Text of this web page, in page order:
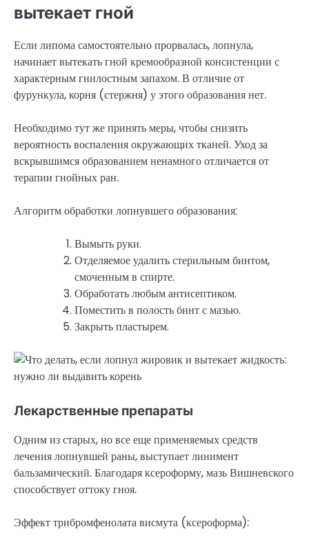
вытекает гной
Если липома самостоятельно прорвалась, лопнула,
начинает вытекать гной кремообразной консистенции с
характерным гнилостным запахом. В отличие от
фурункула, корня (стержня) у этого образования нет.
Необходимо тут же принять меры, чтобы снизить
вероятность воспаления окружающих тканей. Уход за
вскрывшимся образованием ненамного отличается от
терапии гнойных ран.
Алгоритм обработки лопнувшего образования:
Вымыть руки.
Отделяемое удалить стерильным бинтом,
смоченным в спирте.
Обработать любым антисептиком.
Поместить в полость бинт с мазью.
Закрыть пластырем.
Лекарственные препараты
Одним из старых, но все еще применяемых средств
лечения лопнувшей раны, выступает линимент
бальзамический. Благодаря ксероформу, мазь Вишневского
способствует оттоку гноя.
Эффект трибромфенолата висмута (ксероформа):